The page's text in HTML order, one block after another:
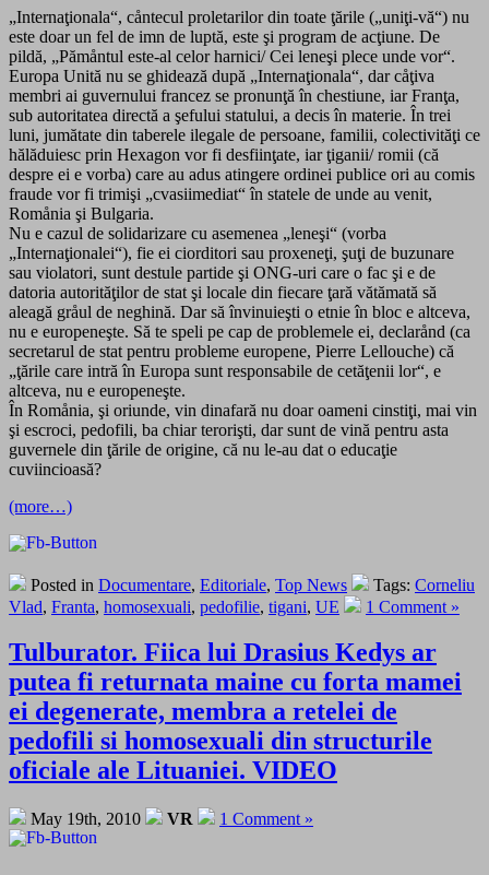
„Internaţionala“, cåntecul proletarilor din toate ţările („uniţi-vă“) nu
este doar un fel de imn de luptă, este şi program de acţiune. De
pildă, „Pămåntul este-al celor harnici/ Cei leneşi plece unde vor“.
Europa Unită nu se ghidează după „Internaţionala“, dar cåţiva
membri ai guvernului francez se pronunţă în chestiune, iar Franţa,
sub autoritatea directă a şefului statului, a decis în materie. În trei
luni, jumătate din taberele ilegale de persoane, familii, colectivităţi ce
hălăduiesc prin Hexagon vor fi desfiinţate, iar ţiganii/ romii (că
despre ei e vorba) care au adus atingere ordinei publice ori au comis
fraude vor fi trimişi „cvasiimediat“ în statele de unde au venit,
Romånia şi Bulgaria.
Nu e cazul de solidarizare cu asemenea „leneşi“ (vorba
„Internaţionalei“), fie ei ciorditori sau proxeneţi, şuţi de buzunare
sau violatori, sunt destule partide şi ONG-uri care o fac şi e de
datoria autorităţilor de stat şi locale din fiecare ţară vătămată să
aleagă gråul de neghină. Dar să învinuieşti o etnie în bloc e altceva,
nu e europeneşte. Să te speli pe cap de problemele ei, declarånd (ca
secretarul de stat pentru probleme europene, Pierre Lellouche) că
„ţările care intră în Europa sunt responsabile de cetăţenii lor“, e
altceva, nu e europeneşte.
În Romånia, şi oriunde, vin dinafară nu doar oameni cinstiţi, mai vin
şi escroci, pedofili, ba chiar terorişti, dar sunt de vină pentru asta
guvernele din ţările de origine, că nu le-au dat o educaţie
cuviincioasă?
(more…)
Posted in Documentare, Editoriale, Top News Tags: Corneliu
Vlad, Franta, homosexuali, pedofilie, tigani, UE 1 Comment »
Tulburator. Fiica lui Drasius Kedys ar
putea fi returnata maine cu forta mamei
ei degenerate, membra a retelei de
pedofili si homosexuali din structurile
oficiale ale Lituaniei. VIDEO
May 19th, 2010 VR 1 Comment »